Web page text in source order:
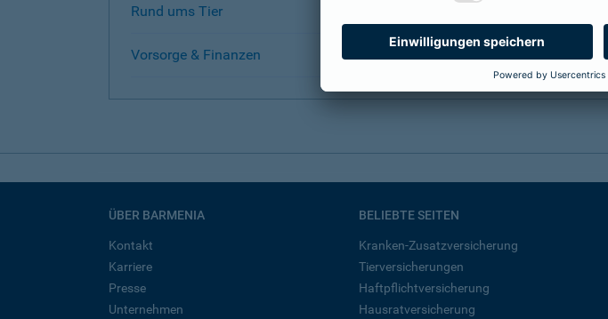
Rund ums Tier
Vorsorge & Finanzen
ÜBER BARMENIA
Kontakt
Karriere
Presse
Unternehmen
BELIEBTE SEITEN
Kranken-Zusatzversicherung
Tierversicherungen
Haftpflichtversicherung
Hausratversicherung